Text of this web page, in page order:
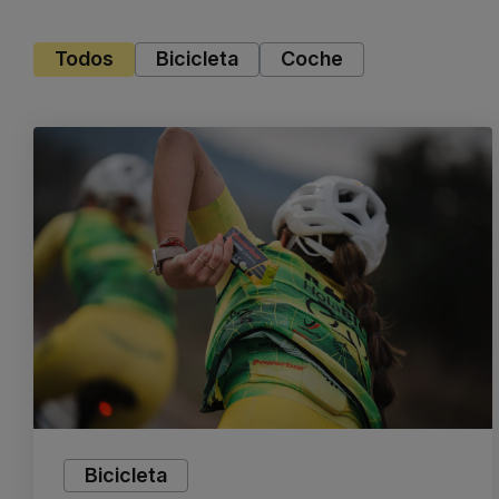
Todos Bicicleta Coche
Bicicleta